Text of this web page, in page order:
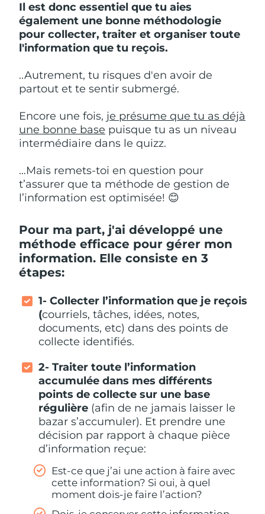
Il est donc essentiel que tu aies
également une bonne méthodologie
pour collecter, traiter et organiser toute
l'information que tu reçois.
..Autrement, tu risques d'en avoir de
partout et te sentir submergé.
Encore une fois, je présume que tu as déjà
une bonne base puisque tu as un niveau
intermédiaire dans le quizz.
…Mais remets-toi en question pour
t’assurer que ta méthode de gestion de
l’information est optimisée! 😊
Pour ma part, j'ai développé une
méthode efficace pour gérer mon
information. Elle consiste en 3
étapes:
1- Collecter l’information que je reçois
(courriels, tâches, idées, notes,
documents, etc) dans des points de
collecte identifiés.
2- Traiter toute l’information
accumulée dans mes différents
points de collecte sur une base
régulière (afin de ne jamais laisser le
bazar s’accumuler). Et prendre une
décision par rapport à chaque pièce
d’information reçue:
Est-ce que j’ai une action à faire avec
cette information? Si oui, à quel
moment dois-je faire l’action?